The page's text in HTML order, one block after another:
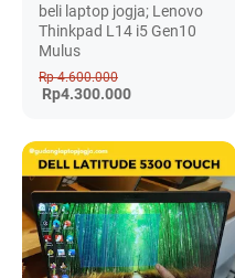
beli laptop jogja; Lenovo
Thinkpad L14 i5 Gen10
Mulus
Rp 4.600.000
Rp4.300.000